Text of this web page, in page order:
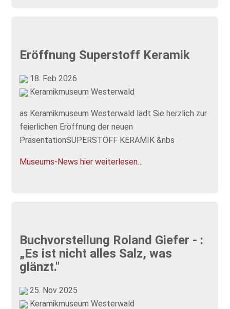
Eröffnung Superstoff Keramik
18. Feb 2026
Keramikmuseum Westerwald
as Keramikmuseum Westerwald lädt Sie herzlich zur
feierlichen Eröffnung der neuen
PräsentationSUPERSTOFF KERAMIK &nbs
Museums-News hier weiterlesen…
Buchvorstellung Roland Giefer - :
„Es ist nicht alles Salz, was
glänzt."
25. Nov 2025
Keramikmuseum Westerwald